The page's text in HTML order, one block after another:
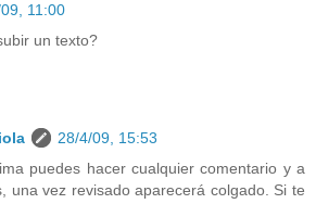
11:00
un texto?
28/4/09, 15:53
puedes hacer cualquier comentario y a
una vez revisado aparecerá colgado. Si te